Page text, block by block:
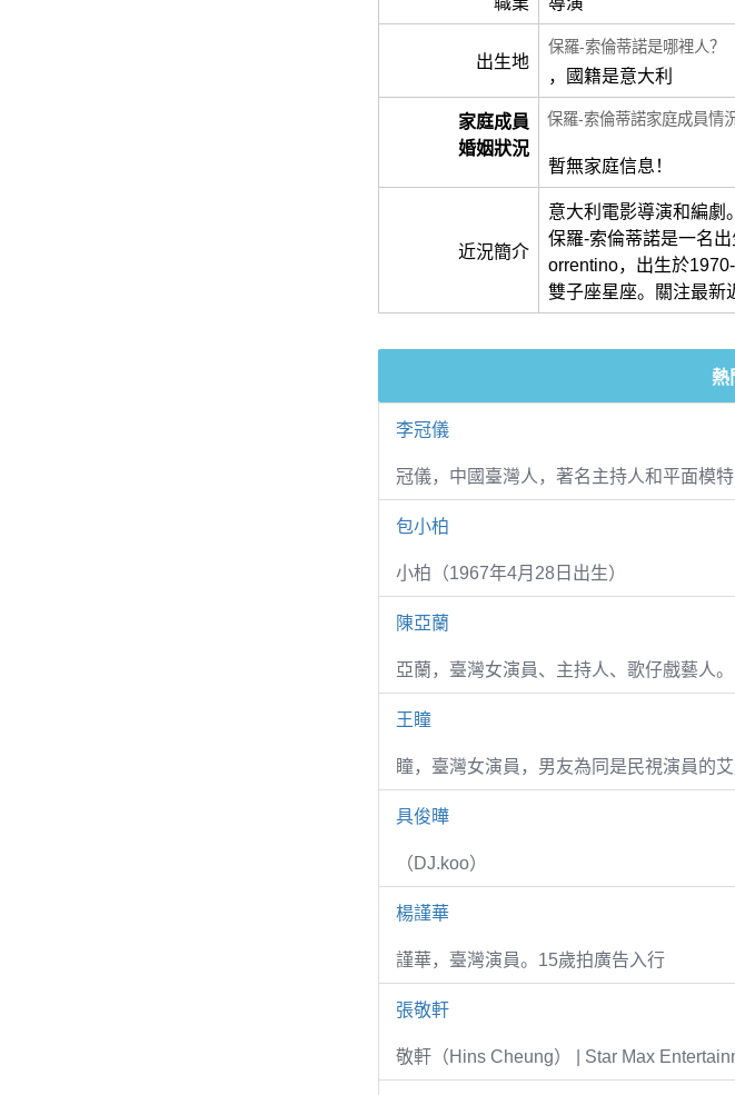
出生地
保羅-索倫蒂諾是哪裡人？
，國籍是意大利
家庭成員
婚姻狀況
保羅-索倫蒂諾家庭成員情
暫無家庭信息！
近況簡介
意大利電影導演和編劇。
保羅-索倫蒂諾是一名
orrentino，出生於
雙子座星座。關注最新
熱
李冠儀
冠儀，中國臺灣人，著名主持人和平面模特
包小柏
小柏（1967年4月28日出生）
陳亞蘭
亞蘭，臺灣女演員、主持人、歌仔戲藝人。
王瞳
瞳，臺灣女演員，男友為同是民視演員的
具俊曄
（DJ.koo）
楊謹華
謹華，臺灣演員。15歲拍廣告入行
張敬軒
敬軒（Hins Cheung） | Star Max